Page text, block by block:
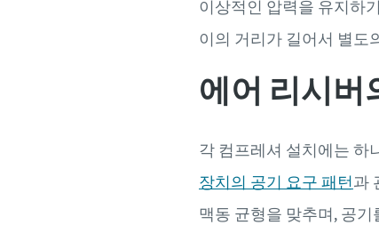
이상적인 압력을 유지하
이의 거리가 길어서 별도
에어 리시버
각 컴프레셔 설치에는 하
장치의 공기 요구 패턴과
맥동 균형을 맞추며, 공